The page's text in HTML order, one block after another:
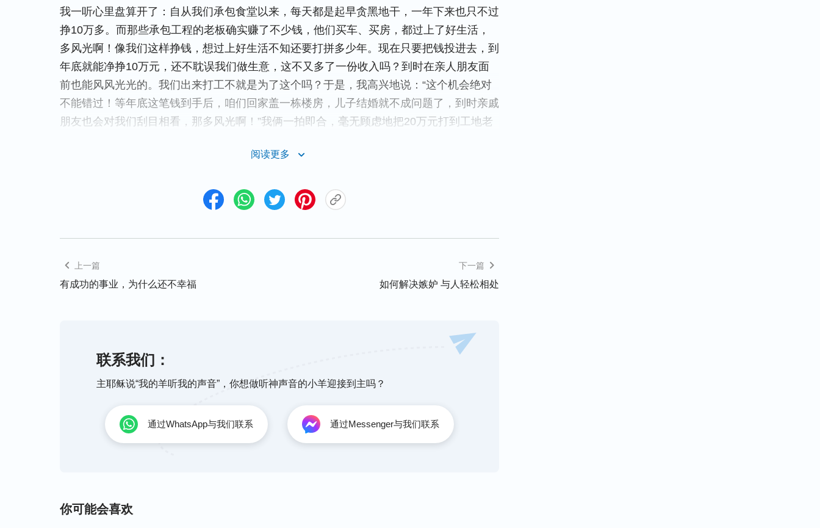
我一听心里盘算开了：自从我们承包食堂以来，每天都是起早贪黑地干，一年下来也只不过
挣10万多。而那些承包工程的老板确实赚了不少钱，他们买车、买房，都过上了好生活，
多风光啊！像我们这样挣钱，想过上好生活不知还要打拼多少年。现在只要把钱投进去，到
年底就能净挣10万元，还不耽误我们做生意，这不又多了一份收入吗？到时在亲人朋友面
前也能风风光光的。我们出来打工不就是为了这个吗？于是，我高兴地说：“这个机会绝对
不能错过！等年底这笔钱到手后，咱们回家盖一栋楼房，儿子结婚就不成问题了，到时亲戚
朋友也会对我们刮目相看，那多风光啊！”我俩一拍即合，毫无顾虑地把20万元打到工地老
月就把所有的钱转到我们的账上。为了使工程早点完工，我投资的钱尽快到手，于是，我和
春节过后，我们又去要了很多次，但他们还是以种种理由说没有结到账，还躲着不见我们。
此时，我的心紧张起来，要是这个钱要不回来了，那不就打水漂了吗？这么多的钱可都是我
想怎样把钱要回来。无奈之下，我甚至想请讨债公司帮我们去催讨这笔钱。但想到朋友的一
个儿子是讨债公司的，在帮别人要债时拿刀砍伤了别人，朋友的儿子也受了伤，结果不但钱
没要到，还要付医疗费帮别人治伤。想到这些，我害怕钱没要到再弄出人命，那就得不偿失
想到30万元将要化为泡影，身体的劳累和心理的压抑，我感觉整个人都快崩溃了，头发也
阅读更多
上一篇
有成功的事业，为什么还不幸福
下一篇
如何解决嫉妒 与人轻松相处
联系我们：
主耶稣说“我的羊听我的声音”，你想做听神声音的小羊迎接到主吗？
通过WhatsApp与我们联系 通过Messenger与我们联系
你可能会喜欢